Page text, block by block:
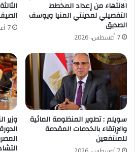
الانتهاء من إعداد المخطط
التفصيلي لمدينتي المنيا ويوسف
الصديق
7 أغسطس، 2026
7 أغسطس، 2026
سويلم : تطوير المنظومة المائية
والإرتقاء بالخدمات المقدمة
للمنتفعين
وزير